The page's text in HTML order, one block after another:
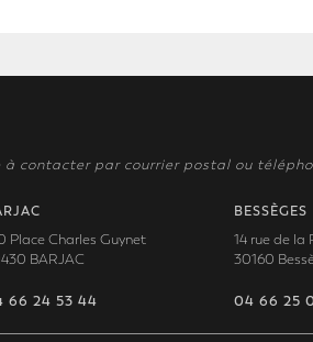
contacter par courrier postal ou
Place Charles Guynet
BARJAC
66 24 53 44
BESSÈGES
14 rue de la
30160
04 66 25